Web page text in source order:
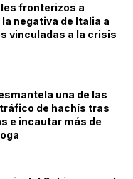
fronterizos a
negativa de Italia a
vinculadas a la crisis
una de las
de hachís tras
e incautar más de